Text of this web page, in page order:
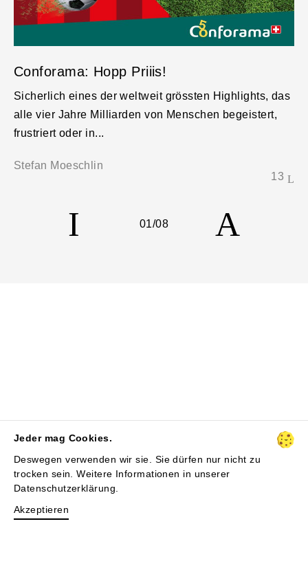
Conforama: Hopp Priiis!
Sicherlich eines der weltweit grössten Highlights, das
alle vier Jahre Milliarden von Menschen begeistert,
frustriert oder in...
Stefan Moeschlin
13
01/08
Jeder mag Cookies.
Deswegen verwenden wir sie. Sie dürfen nur nicht zu
trocken sein. Weitere Informationen in unserer
Datenschutzerklärung
Akzeptieren